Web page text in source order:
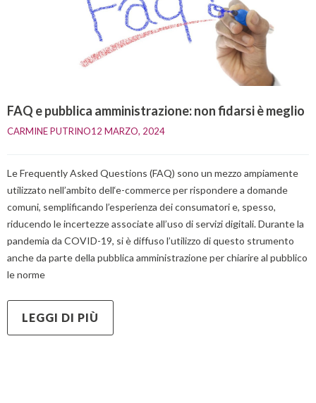
FAQ e pubblica amministrazione: non fidarsi è meglio
CARMINE PUTRINO12 MARZO, 2024
Le Frequently Asked Questions (FAQ) sono un mezzo ampiamente
utilizzato nell’ambito dell‘e-commerce per rispondere a domande
comuni, semplificando l’esperienza dei consumatori e, spesso,
riducendo le incertezze associate all’uso di servizi digitali. Durante la
pandemia da COVID-19, si è diffuso l’utilizzo di questo strumento
anche da parte della pubblica amministrazione per chiarire al pubblico
le norme
LEGGI DI PIÙ